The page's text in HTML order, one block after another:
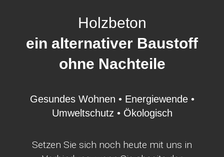
Holzbeton
ein alternativer Baustoff
ohne Nachteile
Gesundes Wohnen • Energiewende •
Umweltschutz • Ökologisch
Setzen Sie sich noch heute mit uns in